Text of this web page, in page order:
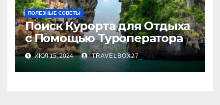
ПОЛЕЗНЫЕ СОВЕТЫ
Поиск Курорта для Отдыха
с Помощью Туроператора
ИЮЛ 15, 2024 TRAVELBOX27_